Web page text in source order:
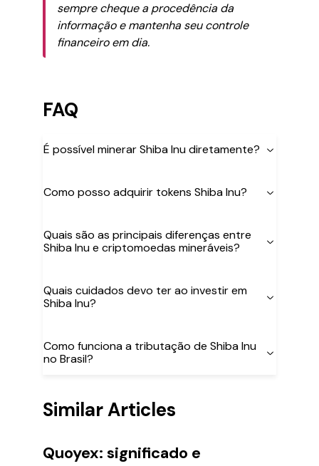
sempre cheque a procedência da
informação e mantenha seu controle
financeiro em dia.
FAQ
É possível minerar Shiba Inu diretamente?
Como posso adquirir tokens Shiba Inu?
Quais são as principais diferenças entre
Shiba Inu e criptomoedas mineráveis?
Quais cuidados devo ter ao investir em
Shiba Inu?
Como funciona a tributação de Shiba Inu
no Brasil?
Similar Articles
Quoyex: significado e